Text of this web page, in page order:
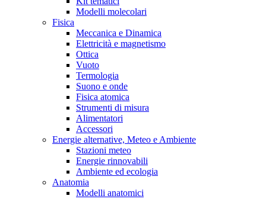
Modelli molecolari
Fisica
Meccanica e Dinamica
Elettricità e magnetismo
Ottica
Vuoto
Termologia
Suono e onde
Fisica atomica
Strumenti di misura
Alimentatori
Accessori
Energie alternative, Meteo e Ambiente
Stazioni meteo
Energie rinnovabili
Ambiente ed ecologia
Anatomia
Modelli anatomici